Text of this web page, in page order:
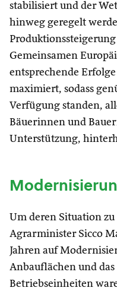
stabilisiert und der
hinweg geregelt
Gemeinsamen
entsprechende
maximiert, sodass
Verfügung standen,
Bäuerinnen und
Unterstützung,
Um deren Situation zu
Agrarminister Sicco
Jahren auf
Anbauflächen und
Betriebseinheiten